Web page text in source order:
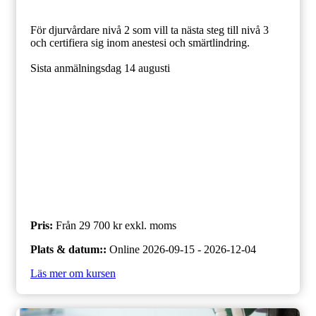
För djurvårdare nivå 2 som vill ta nästa steg till nivå 3
och certifiera sig inom anestesi och smärtlindring.
Sista anmälningsdag 14 augusti
Pris: Från 29 700 kr exkl. moms
Plats & datum:: Online 2026-09-15 - 2026-12-04
Läs mer om kursen